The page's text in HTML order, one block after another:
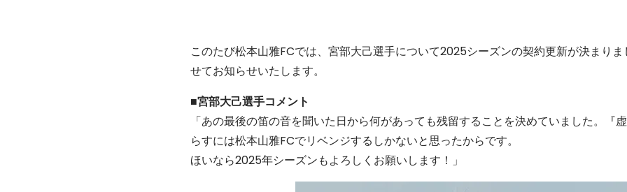
このたび松本山雅FCでは、宮部大己選手について2025シーズンの契約更新が決まり
せてお知らせいたします。
■宮部大己選手コメント
「あの最後の笛の音を聞いた日から何があっても残留することを決めていました。『
らすには松本山雅FCでリベンジするしかないと思ったからです。
ほいなら2025年シーズンもよろしくお願いします！」